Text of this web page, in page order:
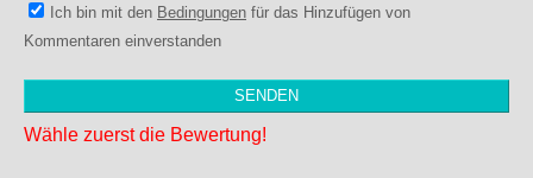
Ich bin mit den Bedingungen für das Hinzufügen von
Kommentaren einverstanden
Wähle zuerst die Bewertung!